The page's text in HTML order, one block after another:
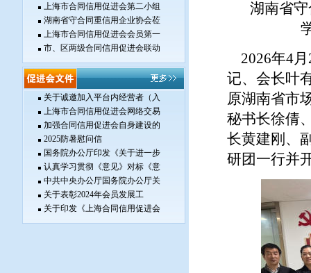
上海市合同信用促进会第二小组
湖南省守合同重信用企业协会莅
上海市合同信用促进会会员第一
市、区两级合同信用促进会联动
关于诚邀加入平台内经营者（入
上海市合同信用促进会网络交易
加强合同信用促进会自身建设的
2025防暑慰问信
国务院办公厅印发《关于进一步
认真学习贯彻《意见》对标《意
中共中央办公厅国务院办公厅关
关于表彰2024年会员发展工
关于印发《上海合同信用促进会
湖南省
2026年4月
记、会长叶
原湖南省市
秘书长徐倩
长黄建刚、
研团一行并